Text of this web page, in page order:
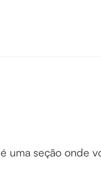
é uma seção onde